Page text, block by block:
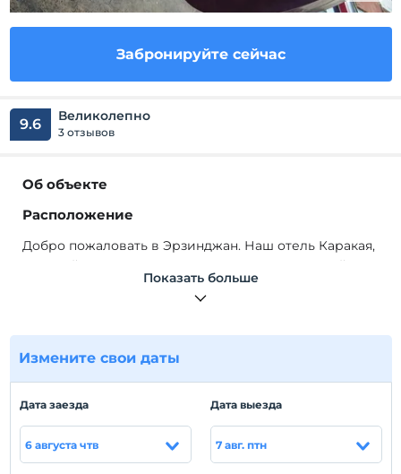
Забронируйте сейчас
9.6 Великолепно
3 отзывов
Об объекте
Расположение
Добро пожаловать в Эрзинджан. Наш отель Каракая,
который уже много лет принимает своих гостей в
прекрасном Эрзинджане, предлагает вам лучший
сервис. Наш отель, который предлагает вам
обеспечивает идеальный комфорт для своих гостей
со дня своего основания.
Показать на
Показать больше
Измените свои даты
Дата заезда
6 августа чтв
Дата выезда
7 авг. птн